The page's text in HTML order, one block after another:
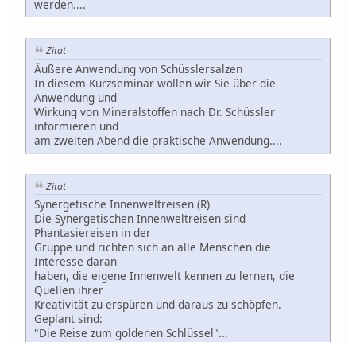
werden....
Zitat
Äußere Anwendung von Schüsslersalzen
In diesem Kurzseminar wollen wir Sie über die
Anwendung und
Wirkung von Mineralstoffen nach Dr. Schüssler
informieren und
am zweiten Abend die praktische Anwendung....
Zitat
Synergetische Innenweltreisen (R)
Die Synergetischen Innenweltreisen sind
Phantasiereisen in der
Gruppe und richten sich an alle Menschen die
Interesse daran
haben, die eigene Innenwelt kennen zu lernen, die
Quellen ihrer
Kreativität zu erspüren und daraus zu schöpfen.
Geplant sind:
"Die Reise zum goldenen Schlüssel"...